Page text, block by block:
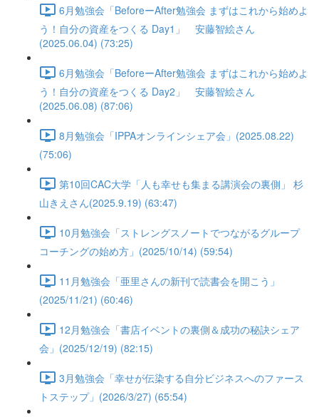
6月勉強会「BeforeーAfter勉強会 まずはこれから始めよ
う！自分の資産をつくる Day1」 安藤智絵さん
(2025.06.04) (73:25)
6月勉強会「BeforeーAfter勉強会 まずはこれから始めよ
う！自分の資産をつくる Day2」 安藤智絵さん
(2025.06.08) (87:06)
8月勉強会「IPPAオンラインシェア会」(2025.08.22)
(75:06)
第10回CAC大学「人も幸せも集まる講演会の裏側」 杉
山きえさん(2025.9.19) (63:47)
10月勉強会「ストレングスノートでつながるグループ
コーチングの始め方」(2025/10/14) (59:54)
11月勉強会「亜里さんの新刊で読書会を開こう」
(2025/11/21) (60:46)
12月勉強会「書店イベントの裏側＆成功の秘訣シェア
会」(2025/12/19) (82:15)
3月勉強会「幸せが伝染する自分ビジネスへのファース
トステップ」(2026/3/27) (65:54)